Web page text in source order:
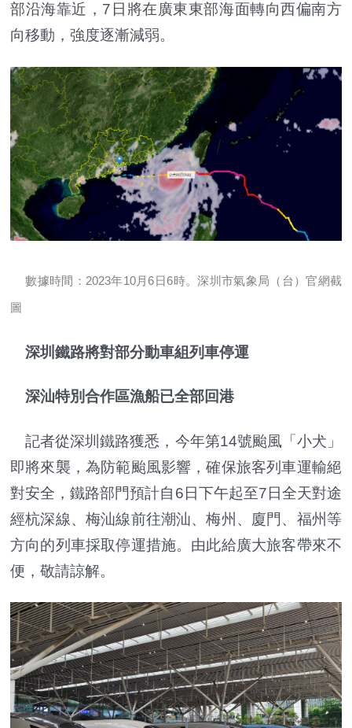
部沿海靠近，7日將在廣東東部海面轉向西偏南方
向移動，強度逐漸減弱。
數據時間：2023年10月6日6時。深圳市氣象局（台）官網截
圖
深圳鐵路將對部分動車組列車停運
深汕特別合作區漁船已全部回港
記者從深圳鐵路獲悉，今年第14號颱風「小犬」
即將來襲，為防範颱風影響，確保旅客列車運輸絕
對安全，鐵路部門預計自6日下午起至7日全天對途
經杭深線、梅汕線前往潮汕、梅州、廈門、福州等
方向的列車採取停運措施。由此給廣大旅客帶來不
便，敬請諒解。